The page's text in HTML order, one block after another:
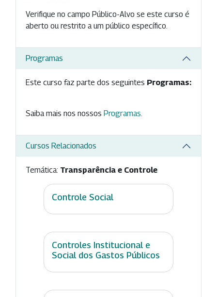
Verifique no campo Público-Alvo se este curso é
aberto ou restrito a um público específico.
Programas
Este curso faz parte dos seguintes Programas:
Saiba mais nos nossos Programas
Cursos Relacionados
Temática: Transparência e Controle
Controle Social
Controles Institucional e
Social dos Gastos Públicos